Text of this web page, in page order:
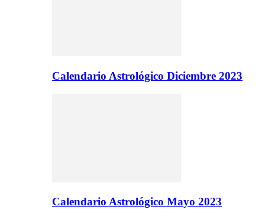
Calendario Astrológico Diciembre 2023
Calendario Astrológico Mayo 2023